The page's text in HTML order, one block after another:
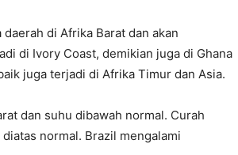
di Afrika Barat dan akan
di Ivory Coast, demikian juga di Ghana
juga terjadi di Afrika Timur dan Asia.
dan suhu dibawah normal. Curah
normal. Brazil mengalami